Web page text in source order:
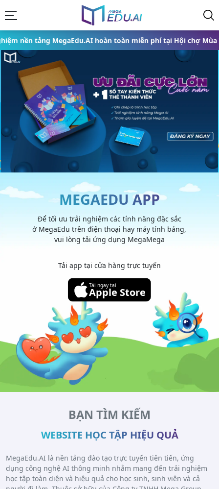
hoàn toàn miễn phí tại Hội chợ Mùa Thu 2025 từ
MEGAEDU APP
Để tối ưu trải nghiệm các tính năng đặc sắc
ở MegaEdu trên điện thoại hay máy tính bảng,
vui lòng tải ứng dụng MegaMega
Tải app tại cửa hàng trực tuyến
Tải ngay tại
Apple Store
BẠN TÌM KIẾM
WEBSITE HỌC TẬP HIỆU QUẢ
MegaEdu.AI là nền tảng đào tạo trực tuyến tiên tiến, ứng
dụng công nghệ AI thông minh nhằm mang đến trải nghiệm
học tập toàn diện và hiệu quả cho học sinh, sinh viên và cả